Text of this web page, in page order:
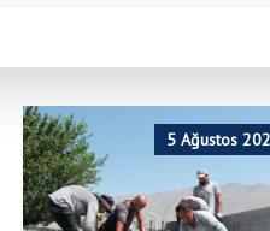
5 Ağustos